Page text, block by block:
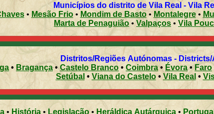
Municípios do distrito de Vila Real
• Mesão Frio• Mondim de Basto• Montalegre•
Marta de Penaguião •Valpaços • Vila
Distritos/Regiões Autónomas
• Bragança•Castelo Branco •Coimbra• Évora• Faro
Setúbal • Viana do Castelo• Vila Real •
• História • Legislação • Heráldica Autárquica• Portugal